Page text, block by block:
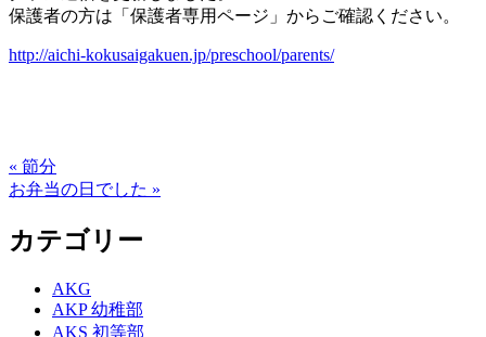
保護者の方は「保護者専用ページ」からご確認ください。
http://aichi-kokusaigakuen.jp/preschool/parents/
« 節分
お弁当の日でした »
カテゴリー
AKG
AKP 幼稚部
AKS 初等部